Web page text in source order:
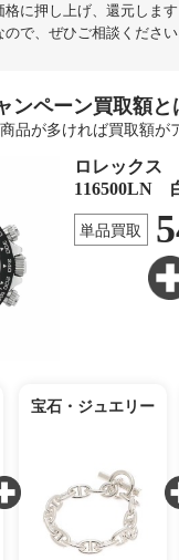
に押し上げ、還元します
ので、ぜひご相談ください
ンペーン買取額と
品が多ければ買取額が
ロレック
116500LN
単品買取
宝石・ジュエリー